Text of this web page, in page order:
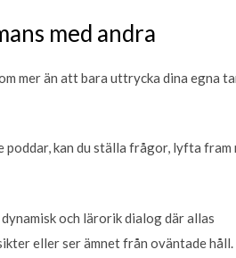
med andra
mer än att bara uttrycka dina egna
kan du ställa frågor, lyfta fram
och lärorik dialog där allas
eller ser ämnet från oväntade håll.